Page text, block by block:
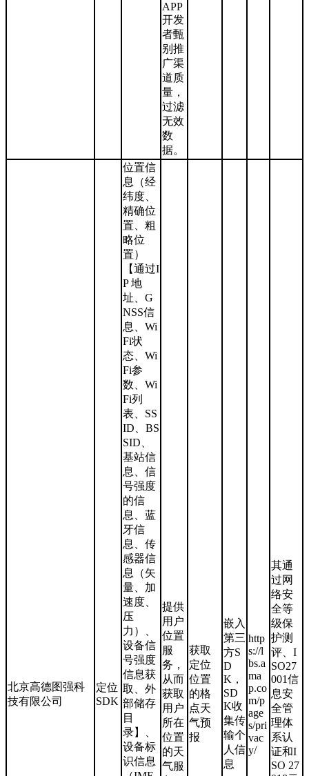
APP
开发
者甄
别推
广渠
道质
量，
过滤
无效
数
据。
北京高德图强科
技有限公司
定位
SDK
位置信
息（经
纬度、
精确位
置、粗
略位
置）
【通过I
P 地
址、G
NSS信
息、Wi
Fi状
态、Wi
Fi参
数、Wi
Fi列
表、SS
ID、BS
SID、
基站信
息、信
号强度
的信
息、蓝
牙信
息、传
感器信
息（矢
量、加
速度、
压
力）、
设备信
号强度
信息获
取、外
部储存
目
录】、
设备标
识信息
提供
用户
位置
服
务，
从而
获取
用户
所在
位置
的天
气服
获取
定位
位置
的格
点天
气预
报
嵌入
第三
方S
D
K，
SD
K收
集传
输个
人信
息
http
s://l
bs.a
ma
p.co
m/p
age
s/pri
vac
y/
其通
过网
络安
全等
级保
护测
评、I
SO27
001信
息安
全管
理体
系认
证和I
SO 27